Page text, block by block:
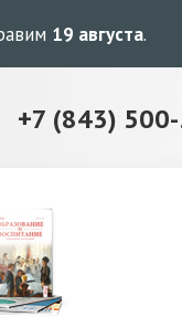
19 августа.
+7 (843)